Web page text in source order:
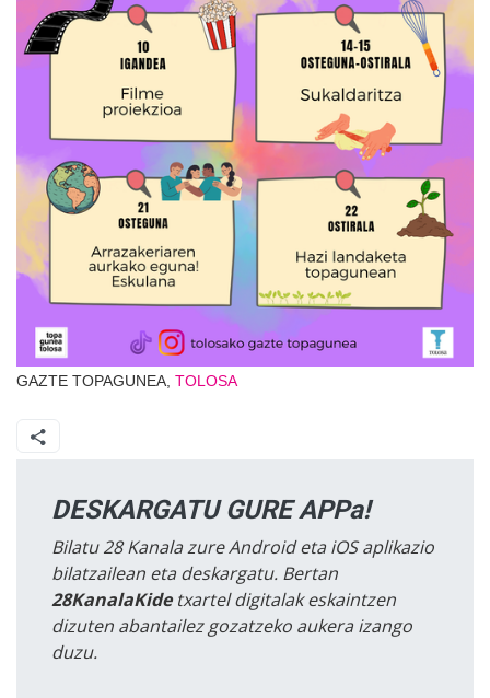
GAZTE TOPAGUNEA, TOLOSA
DESKARGATU GURE APPa!
Bilatu 28 Kanala zure Android eta iOS aplikazio
bilatzailean eta deskargatu. Bertan
28KanalaKidetxartel digitalak eskaintzen
dizuten abantailez gozatzeko aukera izango
duzu.